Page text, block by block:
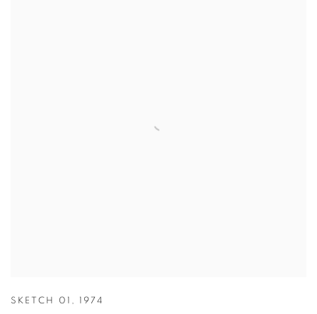
SKETCH 01 , 1974